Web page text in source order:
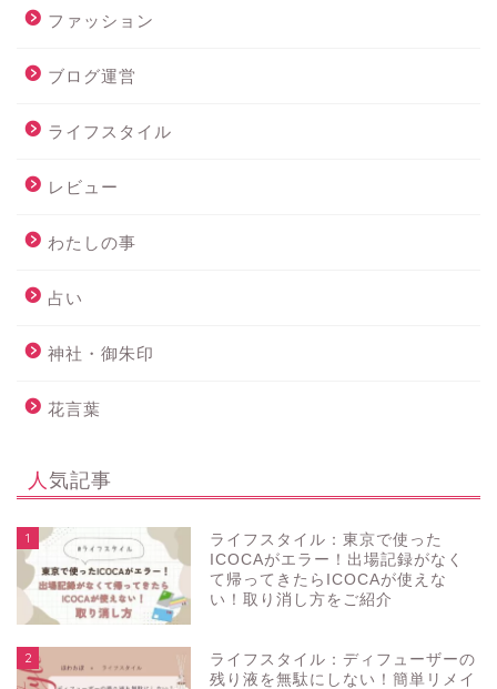
ファッション
ブログ運営
ライフスタイル
レビュー
わたしの事
占い
神社・御朱印
花言葉
人気記事
1
ライフスタイル：東京で使った
ICOCAがエラー！出場記録がなく
て帰ってきたらICOCAが使えな
い！取り消し方をご紹介
2
ライフスタイル：ディフューザーの
残り液を無駄にしない！簡単リメイ